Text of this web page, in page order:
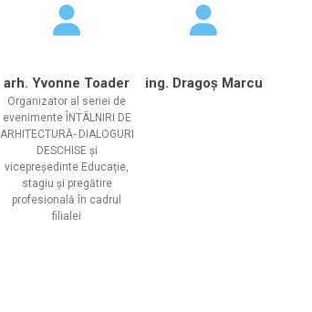
arh. Yvonne Toader
Organizator al seriei de
evenimente ÎNTÂLNIRI DE
ARHITECTURĂ- DIALOGURI
DESCHISE și
vicepreședinte Educație,
stagiu și pregătire
profesională în cadrul
filialei
ing. Dragoș Marcu